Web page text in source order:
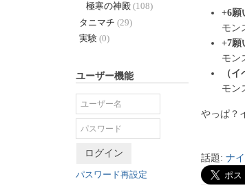
+6願
モン
+7願
モン
（
モン
やっぱ？
話題: ナ
極寒の神殿 (108)
タニマチ (29)
実験 (0)
ユーザー機能
ログイン
パスワード再設定